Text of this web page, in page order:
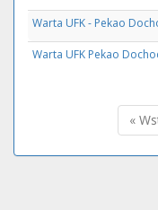
Warta UFK - Pekao
Warta UFK Pekao
«